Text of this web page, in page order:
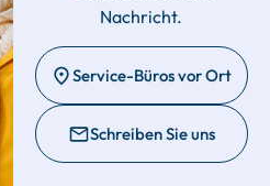
Nachricht.
Service-Büros vor Ort
Schreiben Sie uns